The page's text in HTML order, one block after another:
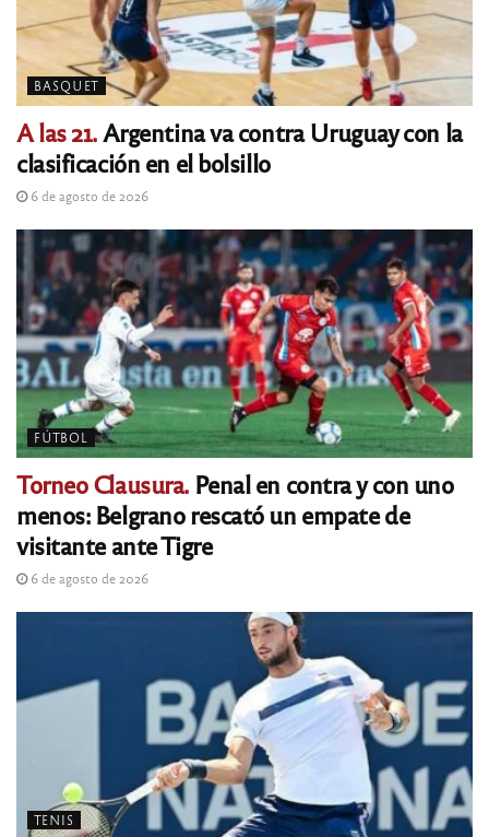
BASQUET
A las 21.Argentina va contra Uruguay con la
clasificación en el bolsillo
6 de agosto de 2026
FÚTBOL
Torneo Clausura.Penal en contra y con uno
menos: Belgrano rescató un empate de
visitante ante Tigre
6 de agosto de 2026
TENIS